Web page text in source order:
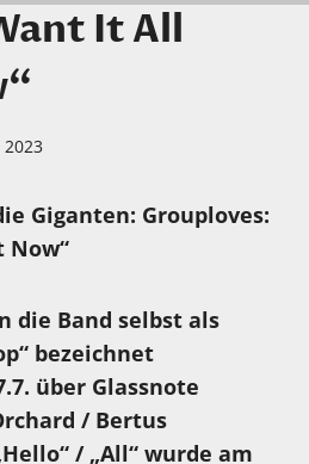
It All
Giganten: Grouploves:
Now“
die Band selbst als
bezeichnet
über Glassnote
/ Bertus
/ „All“ wurde am